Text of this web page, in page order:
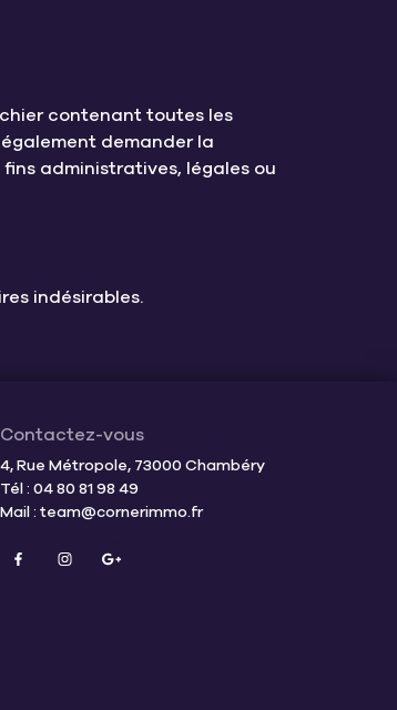
contenant toutes les
demander la
administratives, légales ou
indésirables.
Contactez-vous
4, Rue Métropole, 73000 Chambéry
Tél : 04 80 81 98 49
Mail :team@cornerimmo.fr